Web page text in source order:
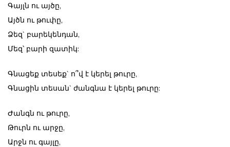
Գայլն ու այծը,
Այծն ու թուփը,
Ձեզ` բարեկենդան,
Մեզ՝ բարի զատիկ:
Գնացեք տեսեք` ո՞վ է կերել թուրը,
Գնացին տեսան` ժանգնա է կերել թուրը:
Ժանգն ու թուրը,
Թուրն ու արջը,
Արջն ու գայլը,